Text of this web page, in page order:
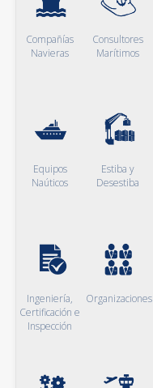
Compañías
Navieras
Consultores
Marítimos
Equipos
Naúticos
Estiba y
Desestiba
Ingeniería,
Certificación e
Inspección
Organizaciones